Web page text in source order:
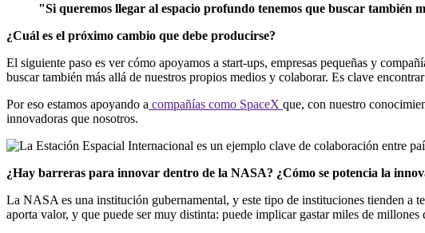
"Si queremos llegar al espacio profundo tenemos que buscar también
¿Cuál es el próximo cambio que debe producirse?
El siguiente paso es ver cómo apoyamos a start-ups, empresas pequeñas y
buscar también más allá de nuestros propios medios y colaborar. Es clave
Por eso estamos apoyando a compañías como SpaceX que, con nuestro
innovadoras que nosotros.
¿Hay barreras para innovar dentro de la NASA? ¿Cómo se potencia la
La NASA es una institución gubernamental, y este tipo de instituciones tienden a
aporta valor, y que puede ser muy distinta: puede implicar gastar miles de